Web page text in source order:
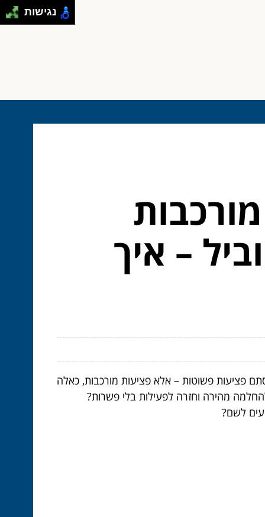
– איך
פציעות פשוטות – אלא פציעות מורכבות, כאלה
מהירה וחזרה לפעילות בלי פשרות?
לשם?
נגישות